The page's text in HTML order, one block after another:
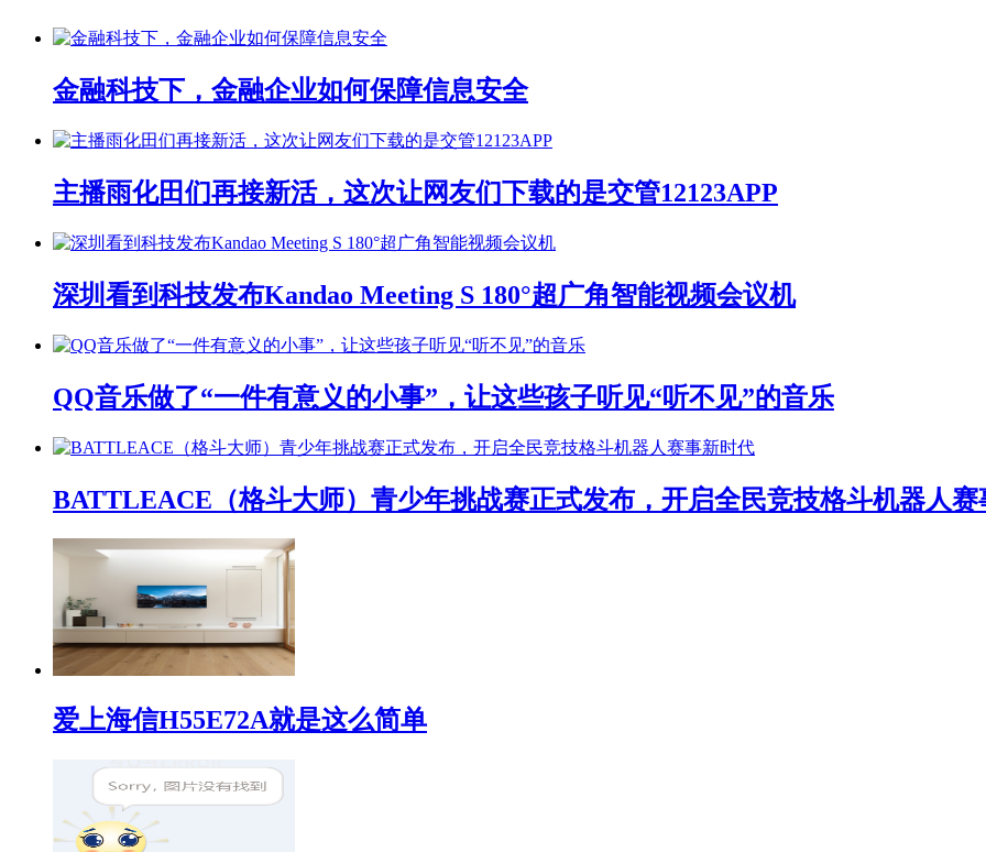
金融科技下，金融企业如何保障信息安全
主播雨化田们再接新活，这次让网友们下载的是交管12123APP
深圳看到科技发布Kandao Meeting S 180°超广角智能视频会议机
QQ音乐做了“一件有意义的小事”，让这些孩子听见“听不见”的音乐
BATTLEACE（格斗大师）青少年挑战赛正式发布，开启全民竞技格斗机器人赛
爱上海信H55E72A就是这么简单